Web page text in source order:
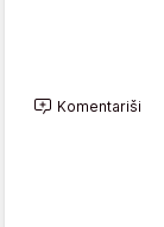
Komentariši